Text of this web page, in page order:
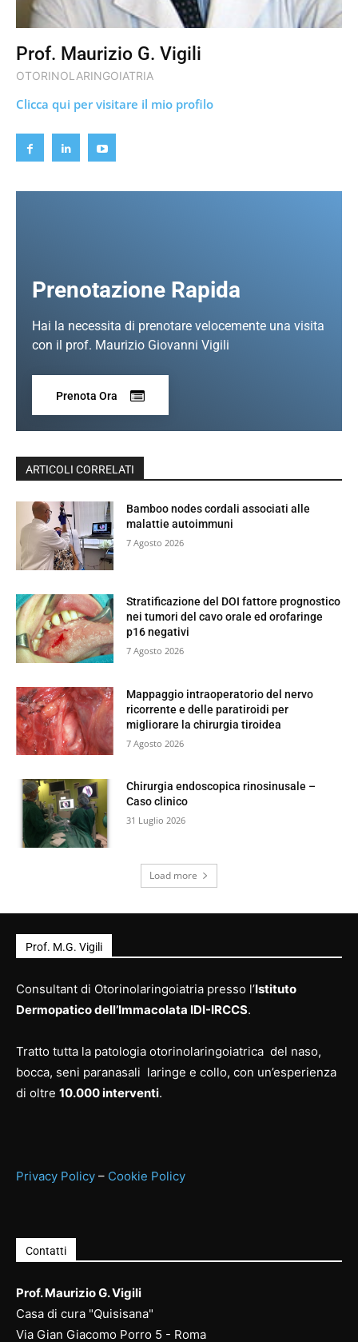
Prof. Maurizio G. Vigili
OTORINOLARINGOIATRIA
Clicca qui per visitare il mio profilo
Prenotazione Rapida
Hai la necessita di prenotare velocemente una visita
con il prof. Maurizio Giovanni Vigili
Prenota Ora
ARTICOLI CORRELATI
Bamboo nodes cordali associati alle
malattie autoimmuni
7 Agosto 2026
Stratificazione del DOI fattore prognostico
nei tumori del cavo orale ed orofaringe
p16 negativi
7 Agosto 2026
Mappaggio intraoperatorio del nervo
ricorrente e delle paratiroidi per
migliorare la chirurgia tiroidea
7 Agosto 2026
Chirurgia endoscopica rinosinusale –
Caso clinico
31 Luglio 2026
Load more
Prof. M.G. Vigili
Consultant di Otorinolaringoiatria presso l’Istituto
Dermopatico dell’Immacolata IDI-IRCCS.
Tratto tutta la patologia otorinolaringoiatrica del naso,
bocca, seni paranasali laringe e collo, con un’esperienza
di oltre 10.000 interventi.
Privacy Policy – Cookie Policy
Contatti
Prof. Maurizio G. Vigili
Casa di cura "Quisisana"
Via Gian Giacomo Porro 5 - Roma